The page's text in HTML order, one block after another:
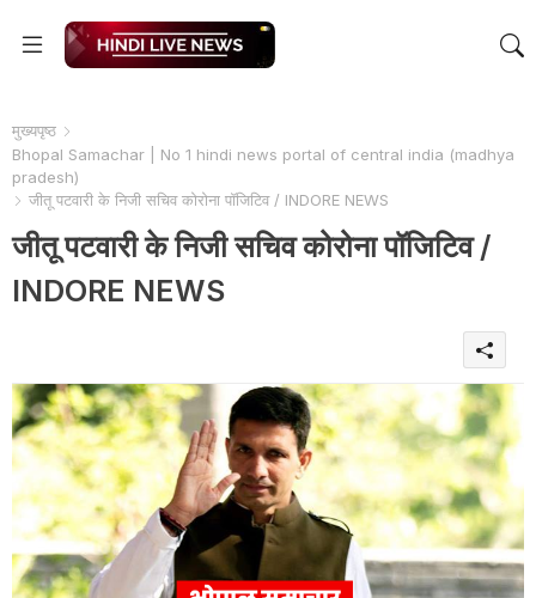
मुख्यपृष्ठ
Bhopal Samachar | No 1 hindi news portal of central india (madhya
pradesh)
जीतू पटवारी के निजी सचिव कोरोना पॉजिटिव / INDORE NEWS
जीतू पटवारी के निजी सचिव कोरोना पॉजिटिव /
INDORE NEWS